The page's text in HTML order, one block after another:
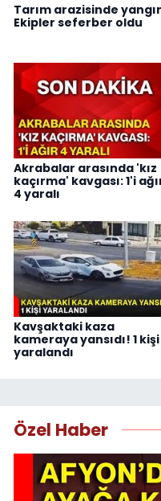
Tarım arazisinde
Ekipler seferber oldu
Akrabalar arasında 'kız
kaçırma' kavgası: 1'i
4 yaralı
Kavşaktaki kaza
kameraya yansıdı! 1 kişi
yaralandı
Özel Haber